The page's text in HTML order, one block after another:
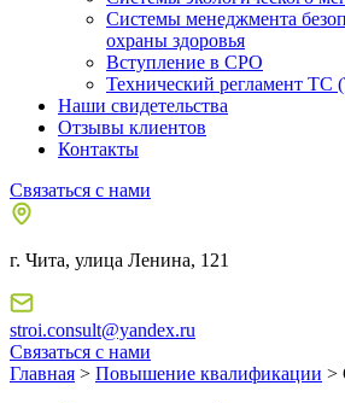
Системы менеджмента
охраны здоровья
Вступление в СРО
Технический регламент
Наши свидетельства
Отзывы клиентов
Контакты
Связаться с нами
г. Чита, улица Ленина, 121
stroi.consult@yandex.ru
Связаться с нами
Главная > Повышение квалификации >